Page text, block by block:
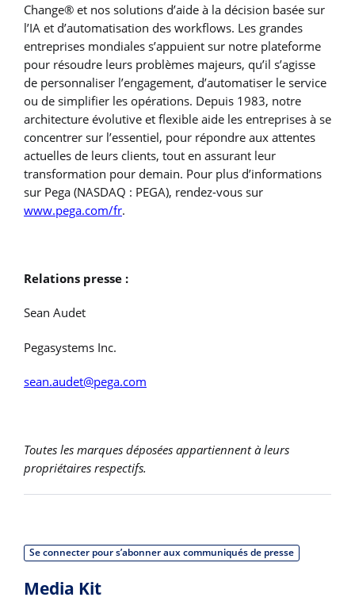
Change® et nos solutions d’aide à la décision basée sur
l’IA et d’automatisation des workflows. Les grandes
entreprises mondiales s’appuient sur notre plateforme
pour résoudre leurs problèmes majeurs, qu’il s’agisse
de personnaliser l’engagement, d’automatiser le service
ou de simplifier les opérations. Depuis 1983, notre
architecture évolutive et flexible aide les entreprises à se
concentrer sur l’essentiel, pour répondre aux attentes
actuelles de leurs clients, tout en assurant leur
transformation pour demain. Pour plus d’informations
sur Pega (NASDAQ : PEGA), rendez-vous sur
www.pega.com/fr.
Relations presse :
Sean Audet
Pegasystems Inc.
sean.audet@pega.com
Toutes les marques déposées appartiennent à leurs
propriétaires respectifs.
Se connecter pour s’abonner aux communiqués de presse
Media Kit